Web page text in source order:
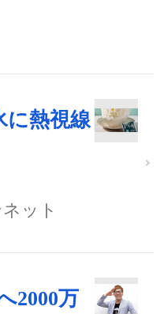
に熱視線
ット
2000万